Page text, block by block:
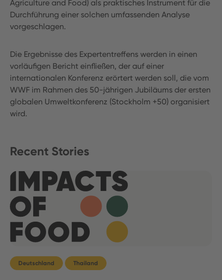
Agriculture and Food) als praktisches Instrument für die
Durchführung einer solchen umfassenden Analyse
vorgeschlagen.
Die Ergebnisse des Expertentreffens werden in einen
vorläufigen Bericht einfließen, der auf einer
internationalen Konferenz erörtert werden soll, die vom
WWF im Rahmen des 50-jährigen Jubiläums der ersten
globalen Umweltkonferenz (Stockholm +50) organisiert
wird.
Recent Stories
Deutschland Thailand